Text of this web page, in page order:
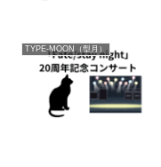
TYPE-MOON（型月）